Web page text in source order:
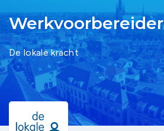
Werkvoorbereider
De lokale kracht